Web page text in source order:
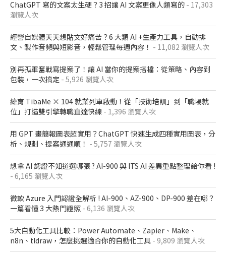
ChatGPT 寫的文案太生硬？3 招讓 AI 文案更像人類寫的 - 17,303
瀏覽人次
經營自媒體天天想貼文好痛苦？6 大類 AI +生產力工具，自動排
文、製作音頻與短影音，輕鬆管理每週內容！ - 11,082 瀏覽人次
別再孤軍奮戰寫提案了！讓 AI 當你的提案搭檔：從策略、內容到
包裝，一次搞定 - 5,926 瀏覽人次
緯育 TibaMe × 104 就業列車啟動！從「技術培訓」到「職場就
位」打造雙引擎轉職直達快線 - 1,396 瀏覽人次
用 GPT 畫簡報圖表超實用？ChatGPT 快速生成四種實用圖表，分
析、規劃、提案通通順！ - 5,757 瀏覽人次
想拿 AI 認證不知道選哪張 ? AI-900 與 ITS AI 差異重點整理給你看 !
- 6,165 瀏覽人次
微軟 Azure 入門認證全解析​ ! AI-900、AZ-900、DP-900 差在哪？​
一篇看懂 3 大熱門證照​ - 6,136 瀏覽人次
5大自動化工具比較：Power Automate、Zapier、Make、
n8n、tldraw，怎麼挑選適合你的自動化工具 - 9,809 瀏覽人次